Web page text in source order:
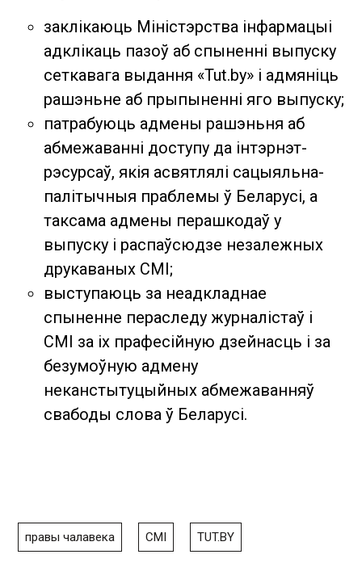
заклікаюць Міністэрства інфармацыі
адклікаць пазоў аб спыненні выпуску
сеткавага выдання «Tut.by» і адмяніць
рашэньне аб прыпыненні яго выпуску;
патрабуюць адмены рашэньня аб
абмежаванні доступу да інтэрнэт-
рэсурсаў, якія асвятлялі сацыяльна-
палітычныя праблемы ў Беларусі, а
таксама адмены перашкодаў у
выпуску і распаўсюдзе незалежных
друкаваных СМІ;
выступаюць за неадкладнае
спыненне пераследу журналістаў і
СМІ за іх прафесійную дзейнасць і за
безумоўную адмену
неканстытуцыйных абмежаванняў
свабоды слова ў Беларусі.
правы чалавека СМІ TUT.BY